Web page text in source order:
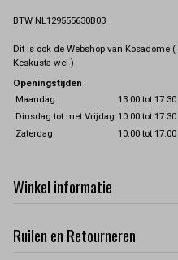
BTW NL129555630B03
Dit is ook de Webshop van Kosadome
Keskusta wel )
Openingstijden
Maandag
13.00 tot 17.30
Dinsdag tot met Vrijdag 10.00 tot 17.30
Zaterdag
10.00 tot 17.00
Winkel informatie
Ruilen en Retourneren